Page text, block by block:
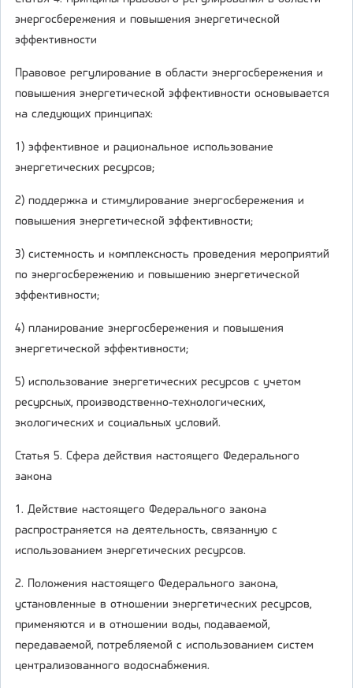
энергосбережения и повышения энергетической
эффективности
Правовое регулирование в области энергосбережения и
повышения энергетической эффективности основывается
на следующих принципах:
1) эффективное и рациональное использование
энергетических ресурсов;
2) поддержка и стимулирование энергосбережения и
повышения энергетической эффективности;
3) системность и комплексность проведения мероприятий
по энергосбережению и повышению энергетической
эффективности;
4) планирование энергосбережения и повышения
энергетической эффективности;
5) использование энергетических ресурсов с учетом
ресурсных, производственно-технологических,
экологических и социальных условий.
Статья 5. Сфера действия настоящего Федерального
закона
1. Действие настоящего Федерального закона
распространяется на деятельность, связанную с
использованием энергетических ресурсов.
2. Положения настоящего Федерального закона,
установленные в отношении энергетических ресурсов,
применяются и в отношении воды, подаваемой,
передаваемой, потребляемой с использованием систем
централизованного водоснабжения.